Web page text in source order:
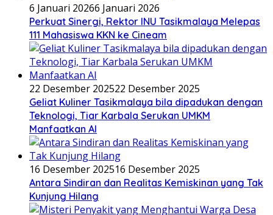
6 Januari 20266 Januari 2026
Perkuat Sinergi, Rektor INU Tasikmalaya Melepas
111 Mahasiswa KKN ke Cineam
22 Desember 202522 Desember 2025
Geliat Kuliner Tasikmalaya bila dipadukan dengan
Teknologi, Tiar Karbala Serukan UMKM
Manfaatkan AI
16 Desember 202516 Desember 2025
Antara Sindiran dan Realitas Kemiskinan yang Tak
Kunjung Hilang